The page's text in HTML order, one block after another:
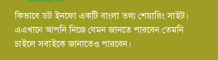
কিভাবে ডট ইনফো একটি বাংলা তথ্য শেয়ারিং সাইট।
এএখানে আপনি নিজে যেমন জানতে পারবেন তেমনি
চাইলে সবাইকে জানাতেও পারবেন।